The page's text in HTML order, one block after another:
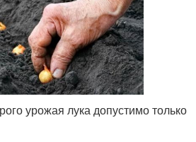
урожая лука допустимо только